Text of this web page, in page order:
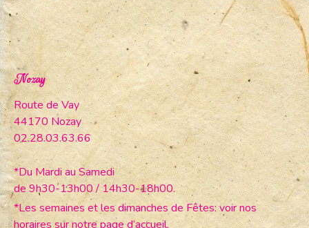
Nozay
Route de Vay
44170 Nozay
02.28.03.63.66
*Du Mardi au Samedi
de 9h30-13h00 / 14h30-18h00.
*Les semaines et les dimanches de Fêtes: voir nos
horaires sur notre page d’accueil.